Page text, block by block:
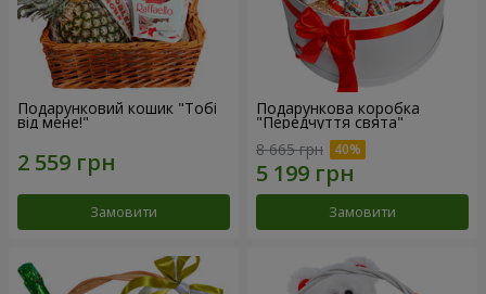
Подарунковий кошик "Тобі
від мене!"
Замовити
Подарункова коробка
"Передчуття свята"
8 665 грн
Замовити